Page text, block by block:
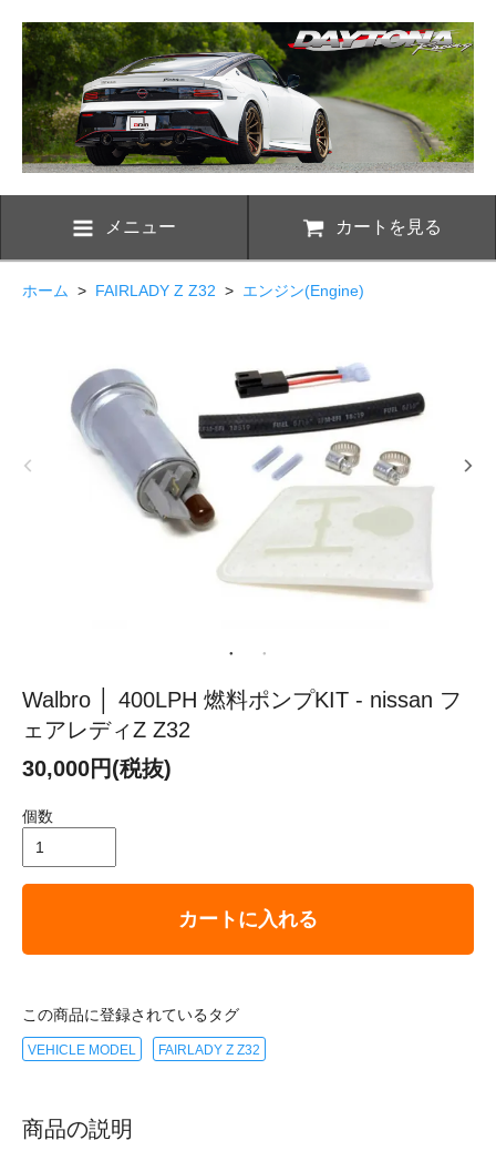
メニュー カートを見る
ホーム > FAIRLADY Z Z32 > エンジン(Engine)
Walbro │ 400LPH 燃料ポンプKIT - nissan フ
ェアレディZ Z32
30,000円(税抜)
個数
カートに入れる
この商品に登録されているタグ
VEHICLE MODEL FAIRLADY Z Z32
商品の説明